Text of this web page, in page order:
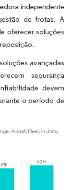
independente
de frotas. A
oferecer soluções
avançadas
segurança
devem
o período de